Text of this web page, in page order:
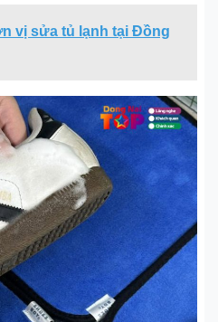
vị sửa tủ lạnh tại Đồng